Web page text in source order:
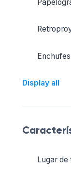
Enchufes
Display all
Lugar